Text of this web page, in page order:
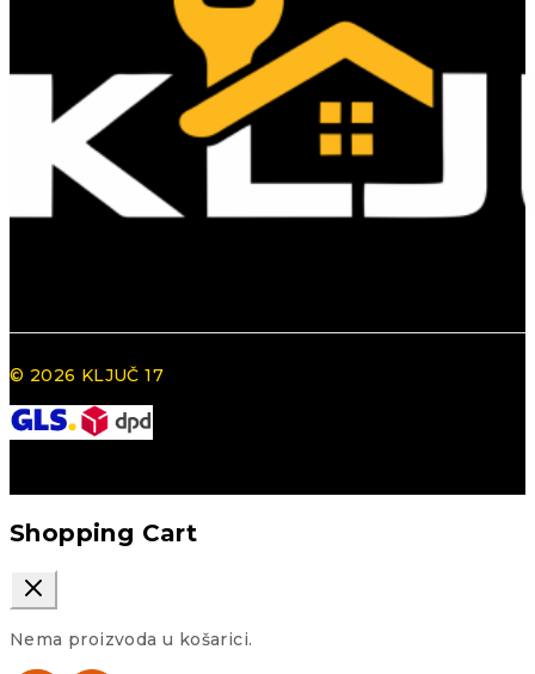
© 2026 KLJUČ 17
Shopping Cart
Nema proizvoda u košarici.